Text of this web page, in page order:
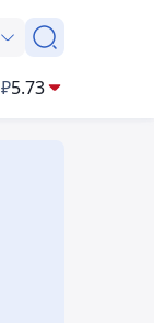
₽5.73